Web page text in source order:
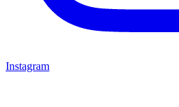
Instagram